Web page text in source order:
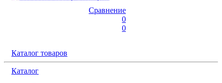
Сравнение
0
0
Каталог товаров
Каталог